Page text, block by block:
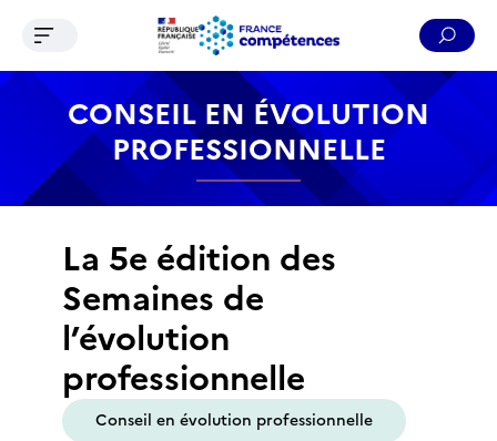
Contenu Recherche Menu Pied de page
Ouvrir le menu de navigation
CONSEIL EN ÉVOLUTION
PROFESSIONNELLE
La 5e édition des
Semaines de
l’évolution
professionnelle
Conseil en évolution professionnelle